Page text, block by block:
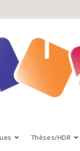
Thèses/HDR